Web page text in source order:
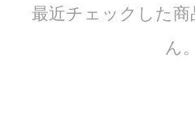
最近チェックした
ん。